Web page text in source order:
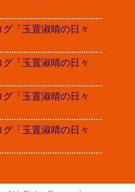
「玉置淑晴の日々
「玉置淑晴の日々
「玉置淑晴の日々
「玉置淑晴の日々